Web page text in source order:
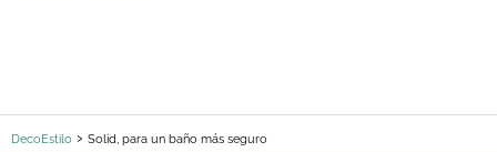
DecoEstilo Solid, para un baño más seguro